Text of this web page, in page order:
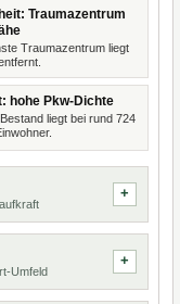
Traumazentrum
Traumazentrum liegt
hohe Pkw-Dichte
liegt bei rund 724
Umfeld